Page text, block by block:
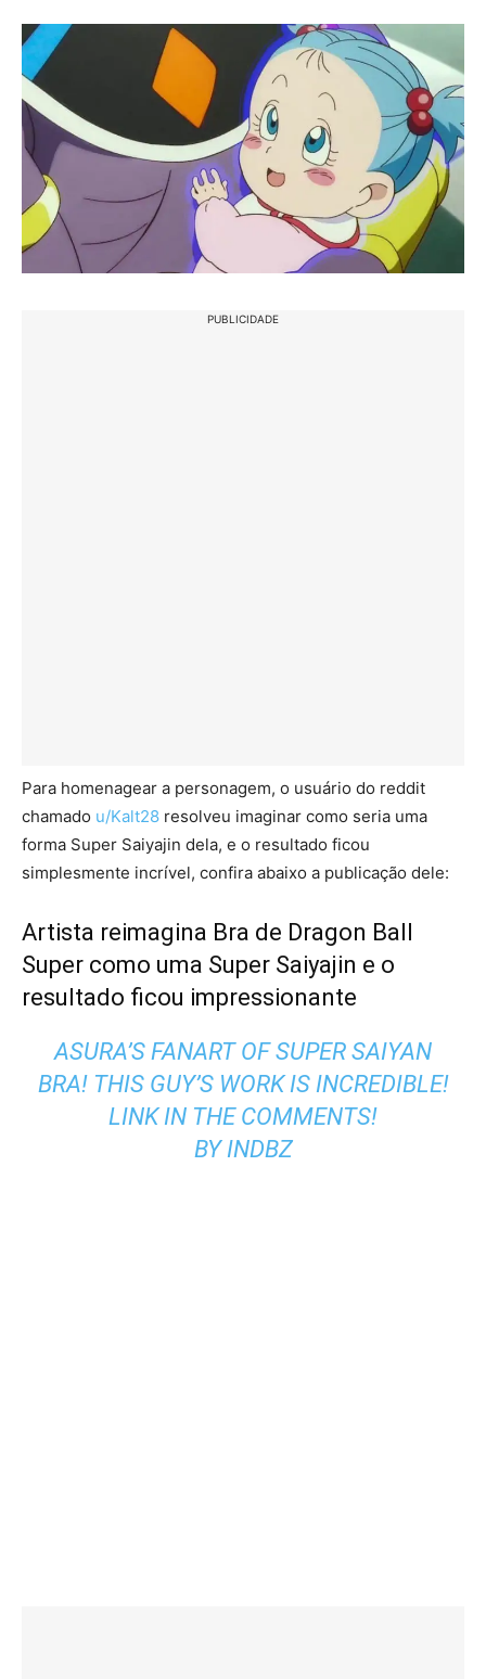
PUBLICIDADE
Para homenagear a personagem, o usuário do reddit
chamado u/Kalt28 resolveu imaginar como seria uma
forma Super Saiyajin dela, e o resultado ficou
simplesmente incrível, confira abaixo a publicação dele:
Artista reimagina Bra de Dragon Ball
Super como uma Super Saiyajin e o
resultado ficou impressionante
ASURA’S FANART OF SUPER SAIYAN
BRA! THIS GUY’S WORK IS INCREDIBLE!
LINK IN THE COMMENTS!
BYINDBZ